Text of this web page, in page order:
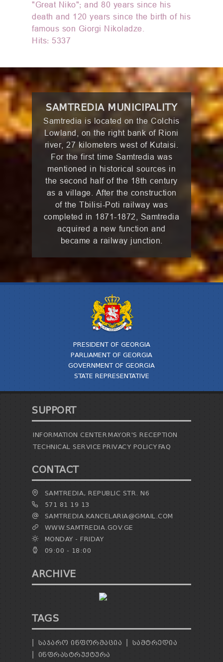
"Great Niko"; and 80 years since his
death and 120 years since the birth of his
famous son Giorgi Nikoladze.
Hits: 5337
SAMTREDIA MUNICIPALITY
Samtredia is located on the Colchis
Lowland, on the right bank of Rioni
river, 27 kilometers west of Kutaisi.
For the first time Samtredia was
mentioned in historical sources in
the second half of the 18th century
as a village. After the construction
of the Tbilisi-Poti railway was
completed in 1871-1872, Samtredia
acquired a new function and
became a railway junction.
PRESIDENT OF GEORGIA
PARLIAMENT OF GEORGIA
GOVERNMENT OF GEORGIA
STATE REPRESENTATIVE
SUPPORT
INFORMATION CENTERMAYOR'S RECEPTION
TECHNICAL SERVICE PRIVACY POLICYFAQ
CONTACT
SAMTREDIA, REPUBLIC STR. N6
571 81 19 13
SAMTREDIA.KANCELARIA@GMAIL.COM
WWW.SAMTREDIA.GOV.GE
MONDAY - FRIDAY
09:00 - 18:00
ARCHIVE
TAGS
ᲡᲐᲯᲐᲠᲝ ᲘᲜᲤᲝᲠᲛᲐᲪᲘᲐ
ᲡᲐᲛᲢᲠᲔᲓᲘᲐ
ᲘᲜᲤᲠᲐᲡᲢᲠᲣᲥᲢᲣᲠᲐ